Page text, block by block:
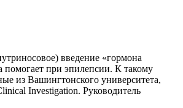
введение «гормона
помогает при эпилепсии. К такому
из Вашингтонского университета,
Investigation. Руководитель